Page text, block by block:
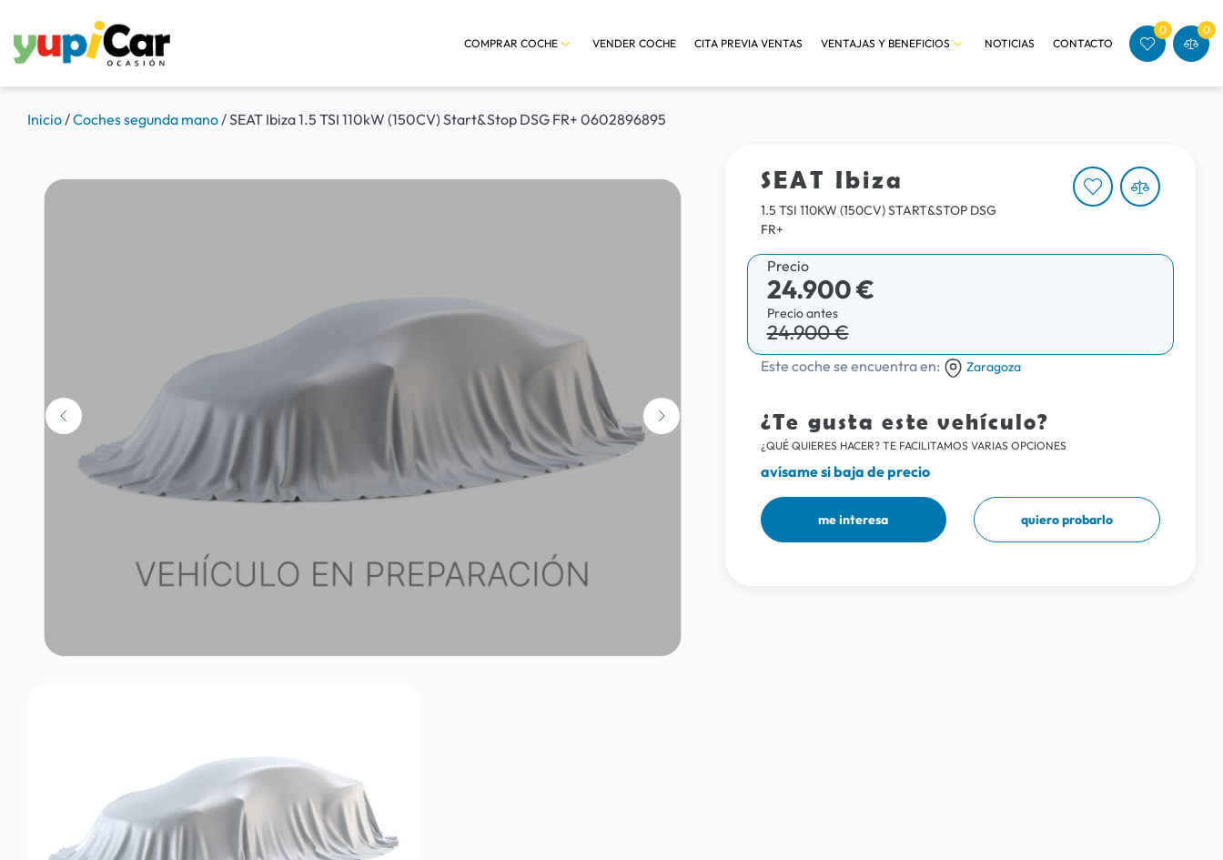
COMPRAR COCHE VENDER COCHE CITA PREVIA VENTAS VENTAJAS Y BENEFICIOS NOTICIAS CONTACTO
0 0
Inicio/Coches segunda mano/SEAT Ibiza 1.5 TSI 110kW (150CV) Start&Stop DSG FR+ 0602896895
SEAT Ibiza
1.5 TSI 110KW (150CV) START&STOP DSG
FR+
Precio
24.900 €
Precio antes
24.900 €
Este coche se encuentra en: Zaragoza
¿Te gusta este vehículo?
¿QUÉ QUIERES HACER? TE FACILITAMOS VARIAS OPCIONES
avísame si baja de precio
me interesa quiero probarlo